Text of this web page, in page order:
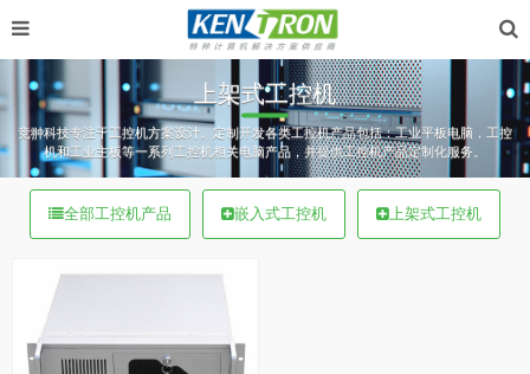
上架式工控机
竞翀科技专注于工控机方案设计。定制开发各类工控机产品包括：工业平板电脑，工控
机和工业主板等一系列工控机相关电脑产品，并提供工控机产品定制化服务。
全部工控机产品 嵌入式工控机 上架式工控机